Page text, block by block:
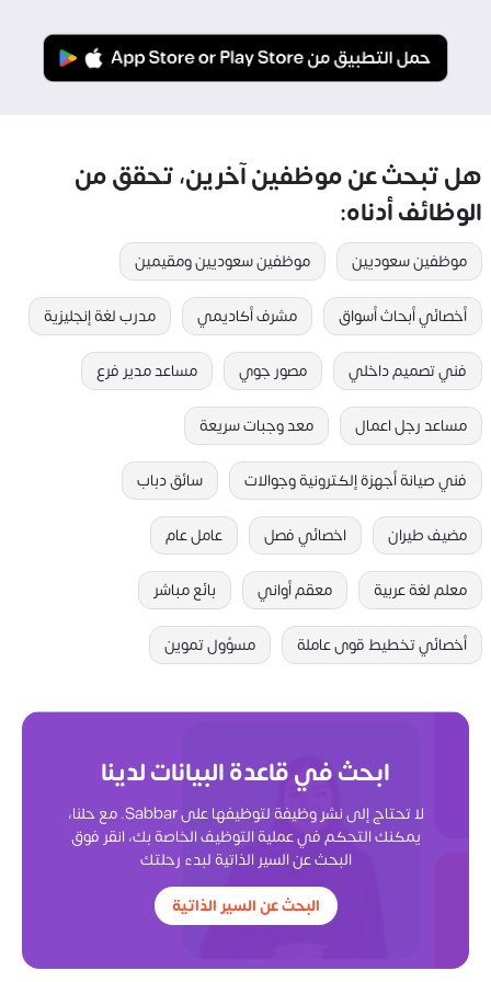
هل تبحث عن موظفين آخرين، تحقق من
الوظائف أدناه:
موظفين سعوديين موظفين سعوديين ومقيمين
أخصائي أبحاث أسواق مشرف أكاديمي مدرب لغة إنجليزية
فني تصميم داخلي مصور جوي مساعد مدير فرع
مساعد رجل اعمال معد وجبات سريعة
فني صيانة أجهزة إلكترونية وجوالات سائق دباب
مضيف طيران اخصائي فصل عامل عام
معلم لغة عربية معقم أواني بائع مباشر
أخصائي تخطيط قوى عاملة مسؤول تموين
ابحث في قاعدة البيانات لدينا
لا تحتاج إلى نشر وظيفة لتوظيفها على Sabbar. مع حلنا،
يمكنك التحكم في عملية التوظيف الخاصة بك، انقر فوق
البحث عن السير الذاتية لبدء رحلتك
البحث عن السير الذاتية